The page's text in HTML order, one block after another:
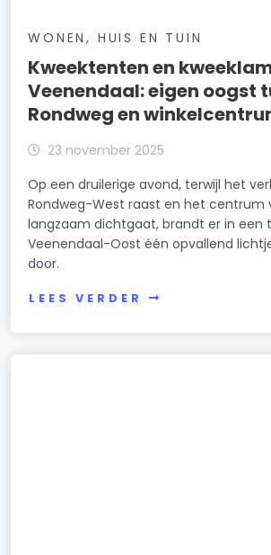
WONEN, HUIS EN TUIN
Kweektenten en
Veenendaal: eigen oogst
Rondweg en
23 november 2025
Op een druilerige avond, terwijl het
Rondweg-West raast en het centrum
langzaam dichtgaat, brandt er in een
Veenendaal-Oost één opvallend
door.
LEES VERDER